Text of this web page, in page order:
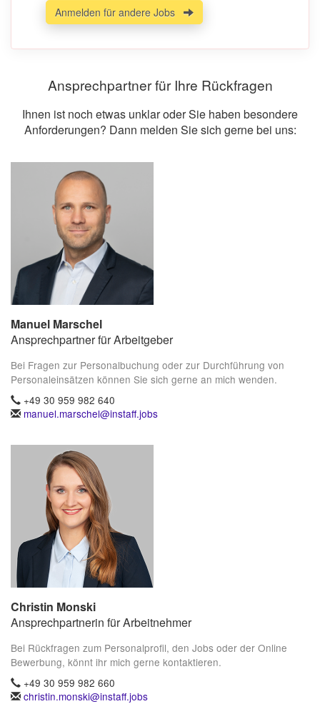
Anmelden für andere Jobs
Ansprechpartner für Ihre Rückfragen
Ihnen ist noch etwas unklar oder Sie haben besondere
Anforderungen? Dann melden Sie sich gerne bei uns:
Manuel Marschel
Ansprechpartner für Arbeitgeber
Bei Fragen zur Personalbuchung oder zur Durchführung von
Personaleinsätzen können Sie sich gerne an mich wenden.
+49 30 959 982 640
manuel.marschel@instaff.jobs
Christin Monski
Ansprechpartnerin für Arbeitnehmer
Bei Rückfragen zum Personalprofil, den Jobs oder der Online
Bewerbung, könnt ihr mich gerne kontaktieren.
+49 30 959 982 660
christin.monski@instaff.jobs